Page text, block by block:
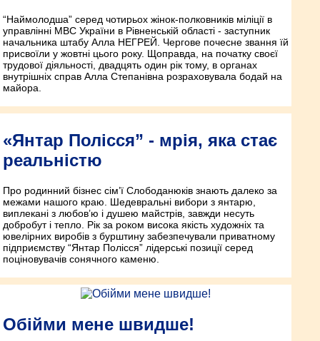
“Наймолодша” серед чотирьох жінок-полковників міліції в
управлінні МВС України в Рівненській області - заступник
начальника штабу Алла НЕГРЕЙ. Чергове почесне звання їй
присвоїли у жовтні цього року. Щоправда, на початку своєї
трудової діяльності, двадцять один рік тому, в органах
внутрішніх справ Алла Степанівна розраховувала бодай на
майора.
«Янтар Полісся” - мрія, яка стає
реальністю
Про родинний бізнес сім’ї Слободанюків знають далеко за
межами нашого краю. Шедевральні вибори з янтарю,
виплекані з любов’ю і душею майстрів, завжди несуть
добробут і тепло. Рік за роком висока якість художніх та
ювелірних виробів з бурштину забезпечували приватному
підприємству “Янтар Полісся” лідерські позиції серед
поціновувачів сонячного каменю.
Обійми мене швидше!